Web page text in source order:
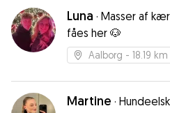
Luna · Masser af
fåes her 🐶
Aalborg - 18.19 km
Martine ·